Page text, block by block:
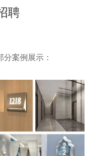
聘
案例展示：